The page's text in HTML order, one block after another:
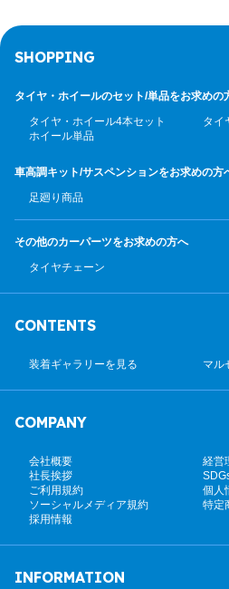
SHOPPING
タイヤ・ホイールのセット/単品をお求めの
タイヤ・ホイール4本セット
タイ
ホイール単品
車高調キット/サスペンションをお求めの方
足廻り商品
その他のカーパーツをお求めの方へ
タイヤチェーン
CONTENTS
装着ギャラリーを見る マル
COMPANY
会社概要
経営
社長挨拶
ご利用規約
個人
ソーシャルメディア規約
特定
採用情報
INFORMATION